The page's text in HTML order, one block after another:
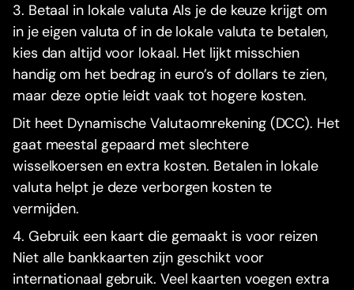
3. Betaal in lokale valuta Als je de keuze krijgt om
in je eigen valuta of in de lokale valuta te betalen,
kies dan altijd voor lokaal. Het lijkt misschien
handig om het bedrag in euro’s of dollars te zien,
maar deze optie leidt vaak tot hogere kosten.
Dit heet Dynamische Valutaomrekening (DCC). Het
gaat meestal gepaard met slechtere
wisselkoersen en extra kosten. Betalen in lokale
valuta helpt je deze verborgen kosten te
vermijden.
4. Gebruik een kaart die gemaakt is voor reizen
Niet alle bankkaarten zijn geschikt voor
internationaal gebruik. Veel kaarten voegen extra